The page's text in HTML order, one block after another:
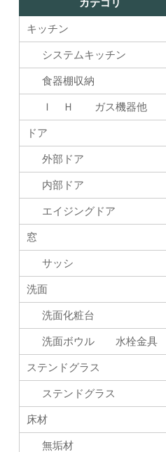
カテゴリ
キッチン
システムキッチン
食器棚収納
Ｉ Ｈ ガス機器他
ドア
外部ドア
内部ドア
エイジングドア
窓
サッシ
洗面
洗面化粧台
洗面ボウル 水栓金具
ステンドグラス
ステンドグラス
床材
無垢材